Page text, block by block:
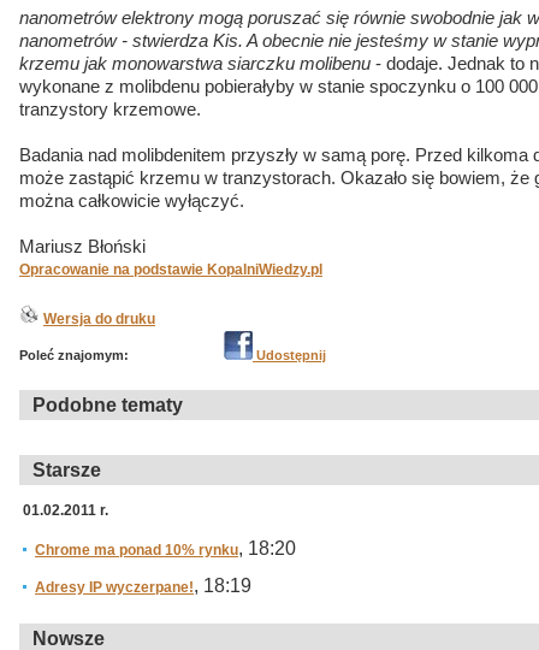
nanometrów elektrony mogą poruszać się równie swobodnie jak
nanometrów - stwierdza Kis. A obecnie nie jesteśmy w stanie
krzemu jak monowarstwa siarczku molibenu - dodaje. Jednak to
wykonane z molibdenu pobierałyby w stanie spoczynku o 100
tranzystory krzemowe.
Badania nad molibdenitem przyszły w samą porę. Przed kilkoma
może zastąpić krzemu w tranzystorach. Okazało się bowiem, że
można całkowicie wyłączyć.
Mariusz Błoński
Opracowanie na podstawie KopalniWiedzy.pl
Wersja do druku
Poleć znajomym: Udostępnij
Podobne tematy
Starsze
01.02.2011 r.
Chrome ma ponad 10% rynku, 18:20
Adresy IP wyczerpane!, 18:19
Nowsze